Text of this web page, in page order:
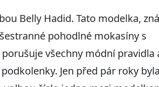
Belly Hadid. Tato modelka,
pohodlné mokasíny s
všechny módní pravidla
Jen před pár roky byla